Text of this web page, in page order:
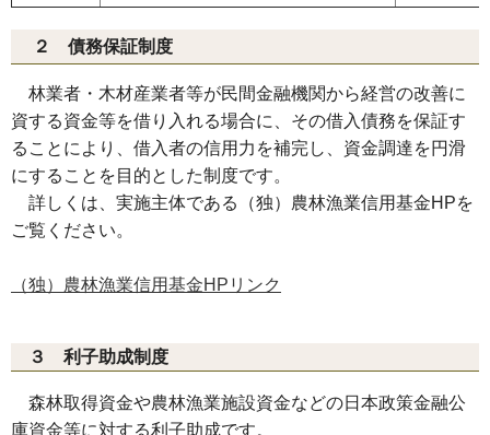
２ 債務保証制度
林業者・木材産業者等が民間金融機関から経営の改善に
資する資金等を借り入れる場合に、その借入債務を保証す
ることにより、借入者の信用力を補完し、資金調達を円滑
にすることを目的とした制度です。
詳しくは、実施主体である（独）農林漁業信用基金HPを
ご覧ください。
（独）農林漁業信用基金HPリンク
３ 利子助成制度
森林取得資金や農林漁業施設資金などの日本政策金融公
庫資金等に対する利子助成です。